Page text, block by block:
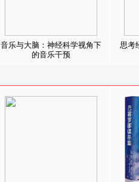
音乐与大脑：神经科学视角下
的音乐干预
思考